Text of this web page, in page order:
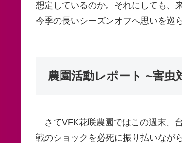
想定しているのか。それにしても、
今季の長いシーズンオフへ思いを巡
農園活動レポート ~害虫
さてVFK花咲農園ではこの週末、
戦のショックを必死に振り払いなが